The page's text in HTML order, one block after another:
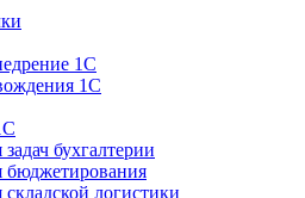
1С
1С
бухгалтерии
бюджетирования
логистики